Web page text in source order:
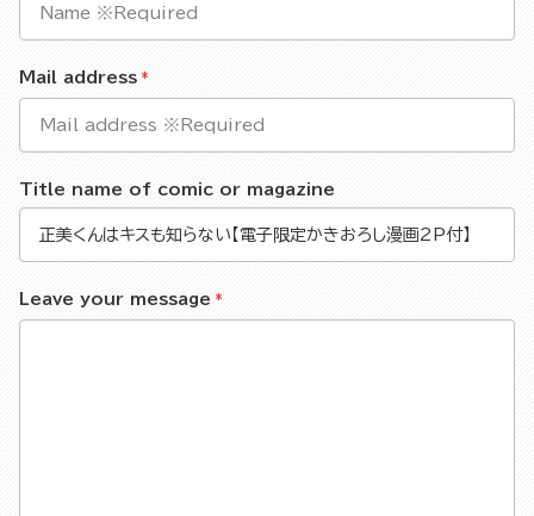
Mail address
Title name of comic or magazine
Leave your message